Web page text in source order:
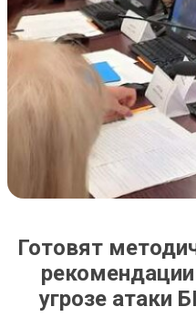
Готовят
угрозе атаки